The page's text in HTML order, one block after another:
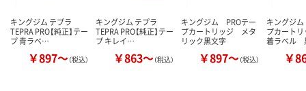
キングジム テプラ
TEPRA PRO【純正】テー
プ 青ラベ…
￥897～（税込）
キングジム テプラ
TEPRA PRO【純正】テー
プ キレイ…
￥863～（税込）
キングジム PROテー
プカートリッジ メタ
リック黒文字
￥897～（税込）
キングジ
プカート
着ラベル
￥